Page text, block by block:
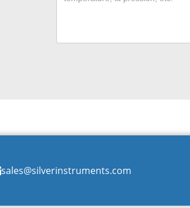
sales@silverinstruments.com